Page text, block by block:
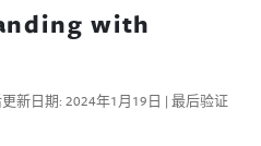
with
新日期: 2024年1月19日 | 最后验证